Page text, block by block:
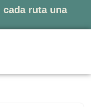
cada ruta una